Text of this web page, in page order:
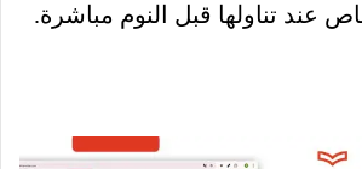
عند تناولها قبل النوم مباشرة.